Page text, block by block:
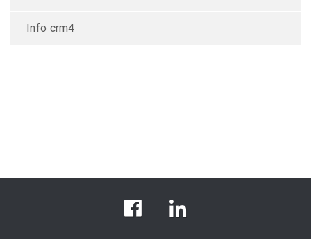
Info crm4